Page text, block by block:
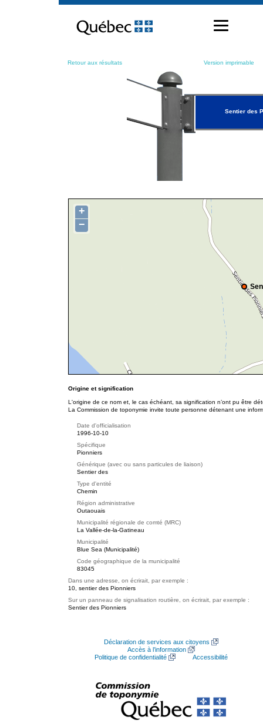
contenu
Retour aux résultats Version imprimable
Sentier des
+
−
Origine et signification
L'origine de ce nom et, le cas échéant, sa signification n’ont pu être
La Commission de toponymie invite toute personne détenant une
Date d'officialisation
1996-10-10
Spécifique
Pionniers
Générique (avec ou sans particules de liaison)
Sentier des
Type d'entité
Chemin
Région administrative
Outaouais
Municipalité régionale de comté (MRC)
La Vallée-de-la-Gatineau
Municipalité
Blue Sea (Municipalité)
Code géographique de la municipalité
83045
Dans une adresse, on écrirait, par exemple :
10, sentier des Pionniers
Sur un panneau de signalisation routière, on écrirait, par exemple :
Sentier des Pionniers
Déclaration de services aux citoyens
Accès à l’information
Politique de confidentialité
Accessibilité